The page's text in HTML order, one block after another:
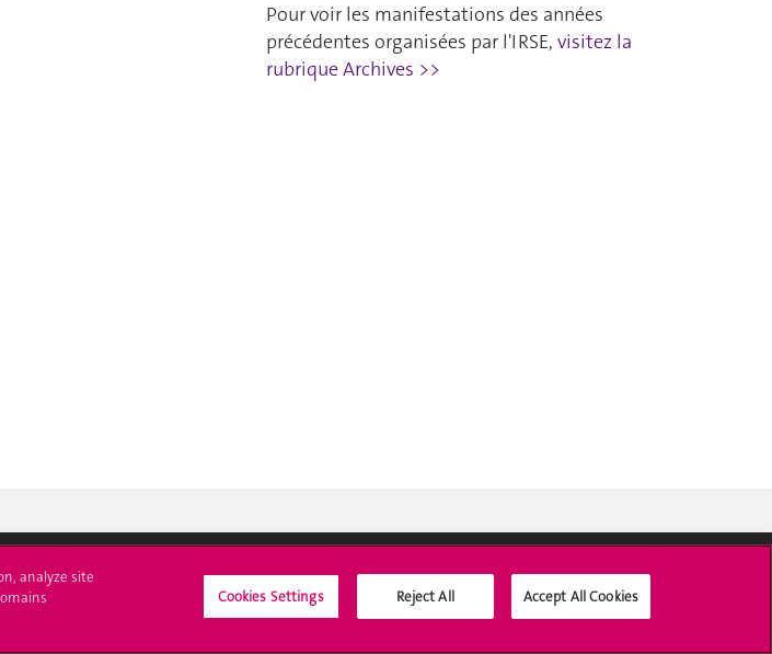
Pour voir les manifestations des années
précédentes organisées par l'IRSE, visitez la
rubrique Archives >>
L'UNIGE vous informe Médias sociaux UNIGE
analyze site
Cookies Settings Reject All Accept All Cookies